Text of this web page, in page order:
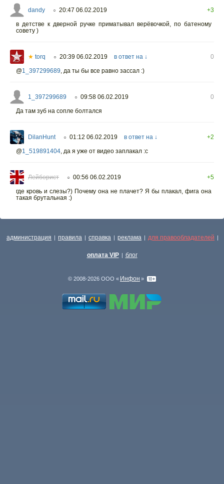
dandy ○ 20:47 06.02.2019
+3
в детстве к дверной ручке приматывал верёвочкой, по батеному
совету )
★ torq ○ 20:39 06.02.2019 в ответ на ↓
0
@1_397299689, да ты бы все равно зассал :)
1_397299689 ○ 09:58 06.02.2019
0
Да там зуб на сопле болтался
DilanHunt ○ 01:12 06.02.2019 в ответ на ↓
+2
@1_519891404, да я уже от видео заплакал :с
Лейборист ○ 00:56 06.02.2019
+5
где кровь и слезы?) Почему она не плачет? Я бы плакал, фига она
такая брутальная :)
администрация | правила | справка | реклама | для правообладателей |
оплата VIP | блог
© 2008-2026 ООО « Инфон »